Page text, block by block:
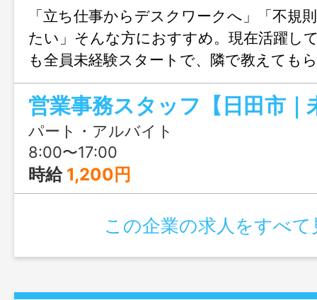
「立ち仕事からデスクワークへ」「不規
たい」そんな方におすすめ。現在活躍し
も全員未経験スタートで、隣で教えても
ずつ覚えていきます。残業なし・土日休
環境です。
パート・アルバイト
8:00〜17:00
時給 1,200円
この企業の求人をすべて